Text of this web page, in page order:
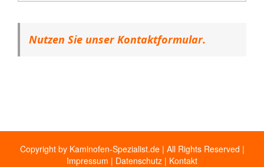
Nutzen Sie unser Kontaktformular.
Copyright by Kaminofen-Spezialist.de | All Rights Reserved |
Impressum | Datenschutz | Kontakt